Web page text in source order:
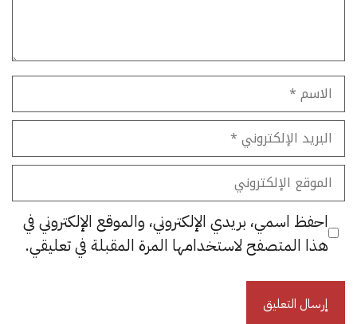
الاسم
البريد
الإلكتروني
الموقع
الإلكتروني
احفظ اسمي، بريدي الإلكتروني، والموقع الإلكتروني في
هذا المتصفح لاستخدامها المرة المقبلة في تعليقي.